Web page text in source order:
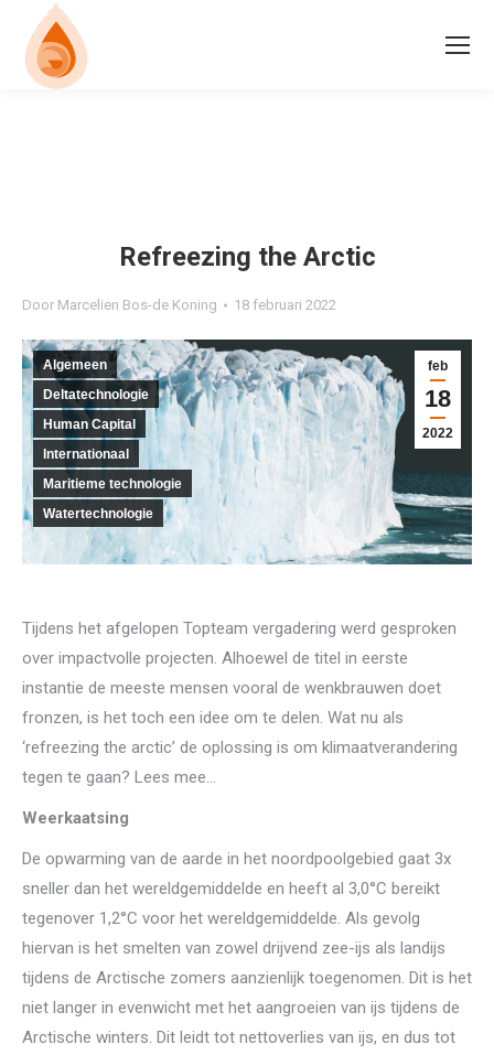
Refreezing the Arctic
Door Marcelien Bos-de Koning 18 februari 2022
feb
18
2022
Algemeen
Deltatechnologie
Human Capital
Internationaal
Maritieme technologie
Watertechnologie
Tijdens het afgelopen Topteam vergadering werd gesproken
over impactvolle projecten. Alhoewel de titel in eerste
instantie de meeste mensen vooral de wenkbrauwen doet
fronzen, is het toch een idee om te delen. Wat nu als
‘refreezing the arctic’ de oplossing is om klimaatverandering
tegen te gaan? Lees mee…
Weerkaatsing
De opwarming van de aarde in het noordpoolgebied gaat 3x
sneller dan het wereldgemiddelde en heeft al 3,0°C bereikt
tegenover 1,2°C voor het wereldgemiddelde. Als gevolg
hiervan is het smelten van zowel drijvend zee-ijs als landijs
tijdens de Arctische zomers aanzienlijk toegenomen. Dit is het
niet langer in evenwicht met het aangroeien van ijs tijdens de
Arctische winters. Dit leidt tot nettoverlies van ijs, en dus tot